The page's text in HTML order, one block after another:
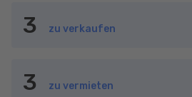
3 zu verkaufen
3 zu vermieten